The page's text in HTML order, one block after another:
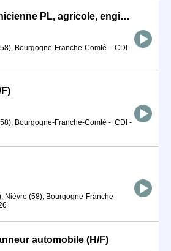
Mécanicien/Mécanicienne PL, agricole, engins TP (H/F)
Bourgogne-Franche-Comté - CDI -
Bourgogne-Franche-Comté - CDI -
Nièvre (58), Bourgogne-Franche-
automobile (H/F)